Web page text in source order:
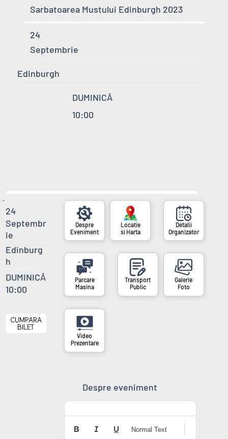
Sarbatoarea Mustului Edinburgh 2023
24
Septembrie
Edinburgh
DUMINICĂ
10:00
Eveniment
Organizator
si Harta
Masina
Transport
Public
Galerie
Foto
Video
Prezentare
Despre eveniment
Normal Text
24
Septembr
ie
Edinburg
h
DUMINICĂ
10:00
CUMPARA
BILET